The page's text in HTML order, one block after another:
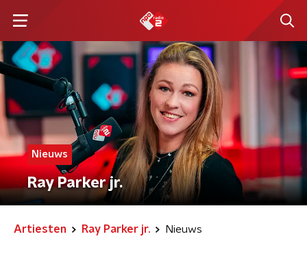
Nieuws
Ray Parker jr.
Artiesten Ray Parker jr. Nieuws